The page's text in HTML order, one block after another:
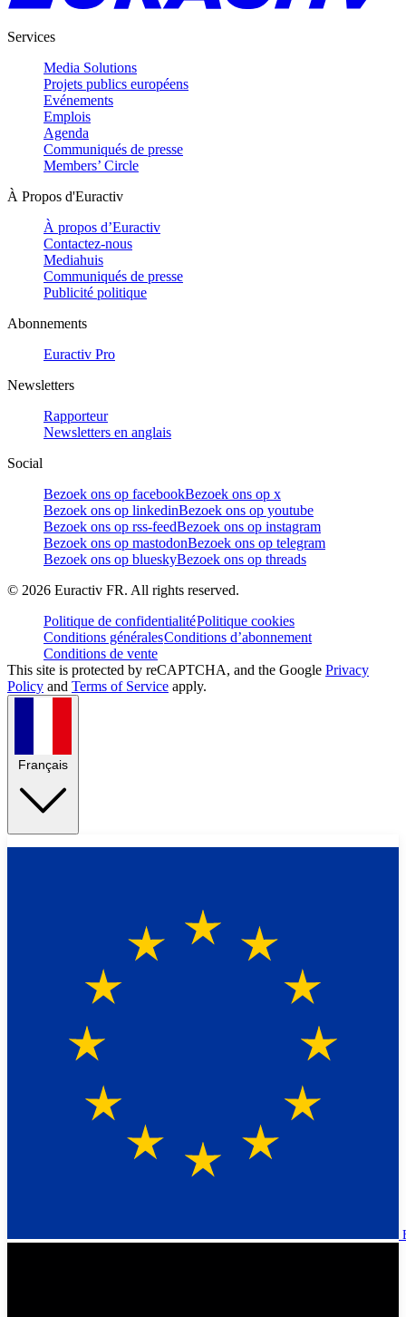
Services
Media Solutions
Projets publics européens
Evénements
Emplois
Agenda
Communiqués de presse
Members’ Circle
À Propos d'Euractiv
À propos d’Euractiv
Contactez-nous
Mediahuis
Communiqués de presse
Publicité politique
Abonnements
Euractiv Pro
Newsletters
Rapporteur
Newsletters en anglais
Social
Bezoek ons op facebookBezoek ons op x
Bezoek ons op linkedinBezoek ons op youtube
Bezoek ons op rss-feedBezoek ons op instagram
Bezoek ons op mastodonBezoek ons op telegram
Bezoek ons op blueskyBezoek ons op threads
© 2026 Euractiv FR. All rights reserved.
Politique de confidentialitéPolitique cookies
Conditions généralesConditions d’abonnement
Conditions de vente
This site is protected by reCAPTCHA, and the Google Privacy
Policy and Terms of Service apply.
Français